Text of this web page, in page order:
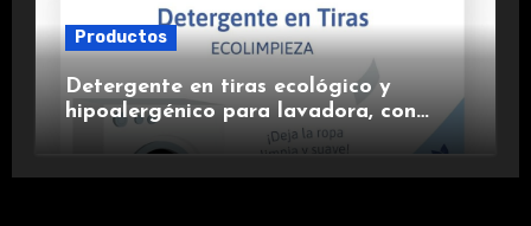
Productos
Detergente en tiras ecológico y
hipoalergénico para lavadora, con
suavizante incluido y fragancia de
lavanda.